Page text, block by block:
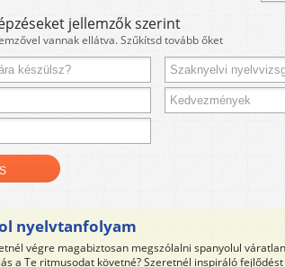
jellemzők szerint
vannak ellátva. Szűkítsd tovább őket
nyelvtanfolyam
végre magabiztosan megszólalni spanyolul
a Te ritmusodat követné? Szeretnél inspiráló fejlődést